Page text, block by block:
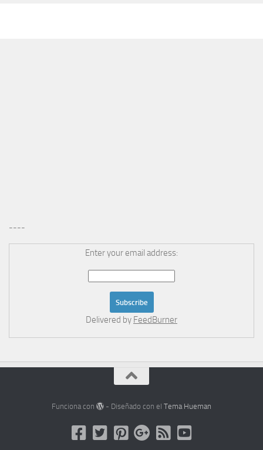
----
Enter your email address:
Delivered by FeedBurner
Funciona con - Diseñado con elTema Hueman